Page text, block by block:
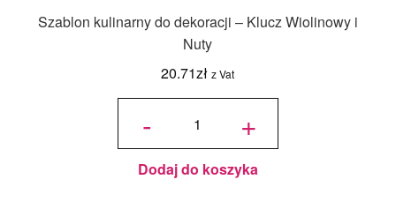
Szablon kulinarny do dekoracji – Klucz Wiolinowy i
Nuty
20.71zł z Vat
-
ilość
do
dekoracji -
Klucz
Wiolinowy
i Nuty
+
Dodaj do koszyka